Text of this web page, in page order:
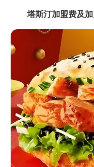
塔斯汀加盟费及加